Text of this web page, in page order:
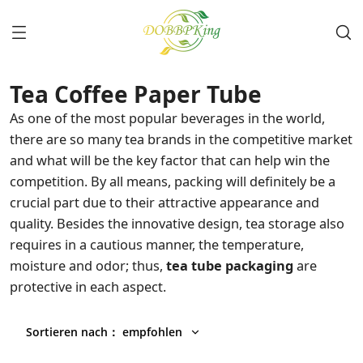
Tea Coffee Paper Tube
As one of the most popular beverages in the world,
there are so many tea brands in the competitive market
and what will be the key factor that can help win the
competition. By all means, packing will definitely be a
crucial part due to their attractive appearance and
quality. Besides the innovative design, tea storage also
requires in a cautious manner, the temperature,
moisture and odor; thus, tea tube packaging are
protective in each aspect.
Sortieren nach ： empfohlen